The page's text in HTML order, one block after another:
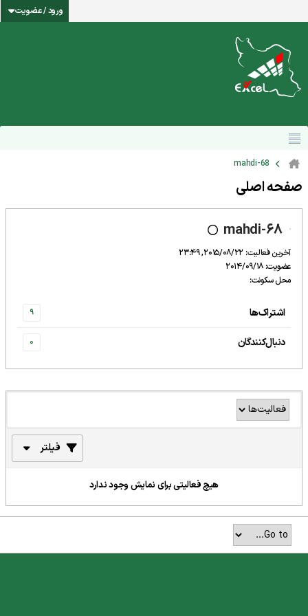
ورود / عضویت
mahdi-68
صفحه اصلی
mahdi-68
آخرین فعالیت: 2015/08/22, 23:49
عضویت: 2014/09/18
محل سکونت:
اشتراک‌ها 9
دنبال‌کنندگان 0
فیلتر
هیچ فعالیتی برای نمایش وجود ندارد